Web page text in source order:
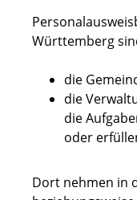
Württemberg
die
die
die
oder
Dort nehmen in